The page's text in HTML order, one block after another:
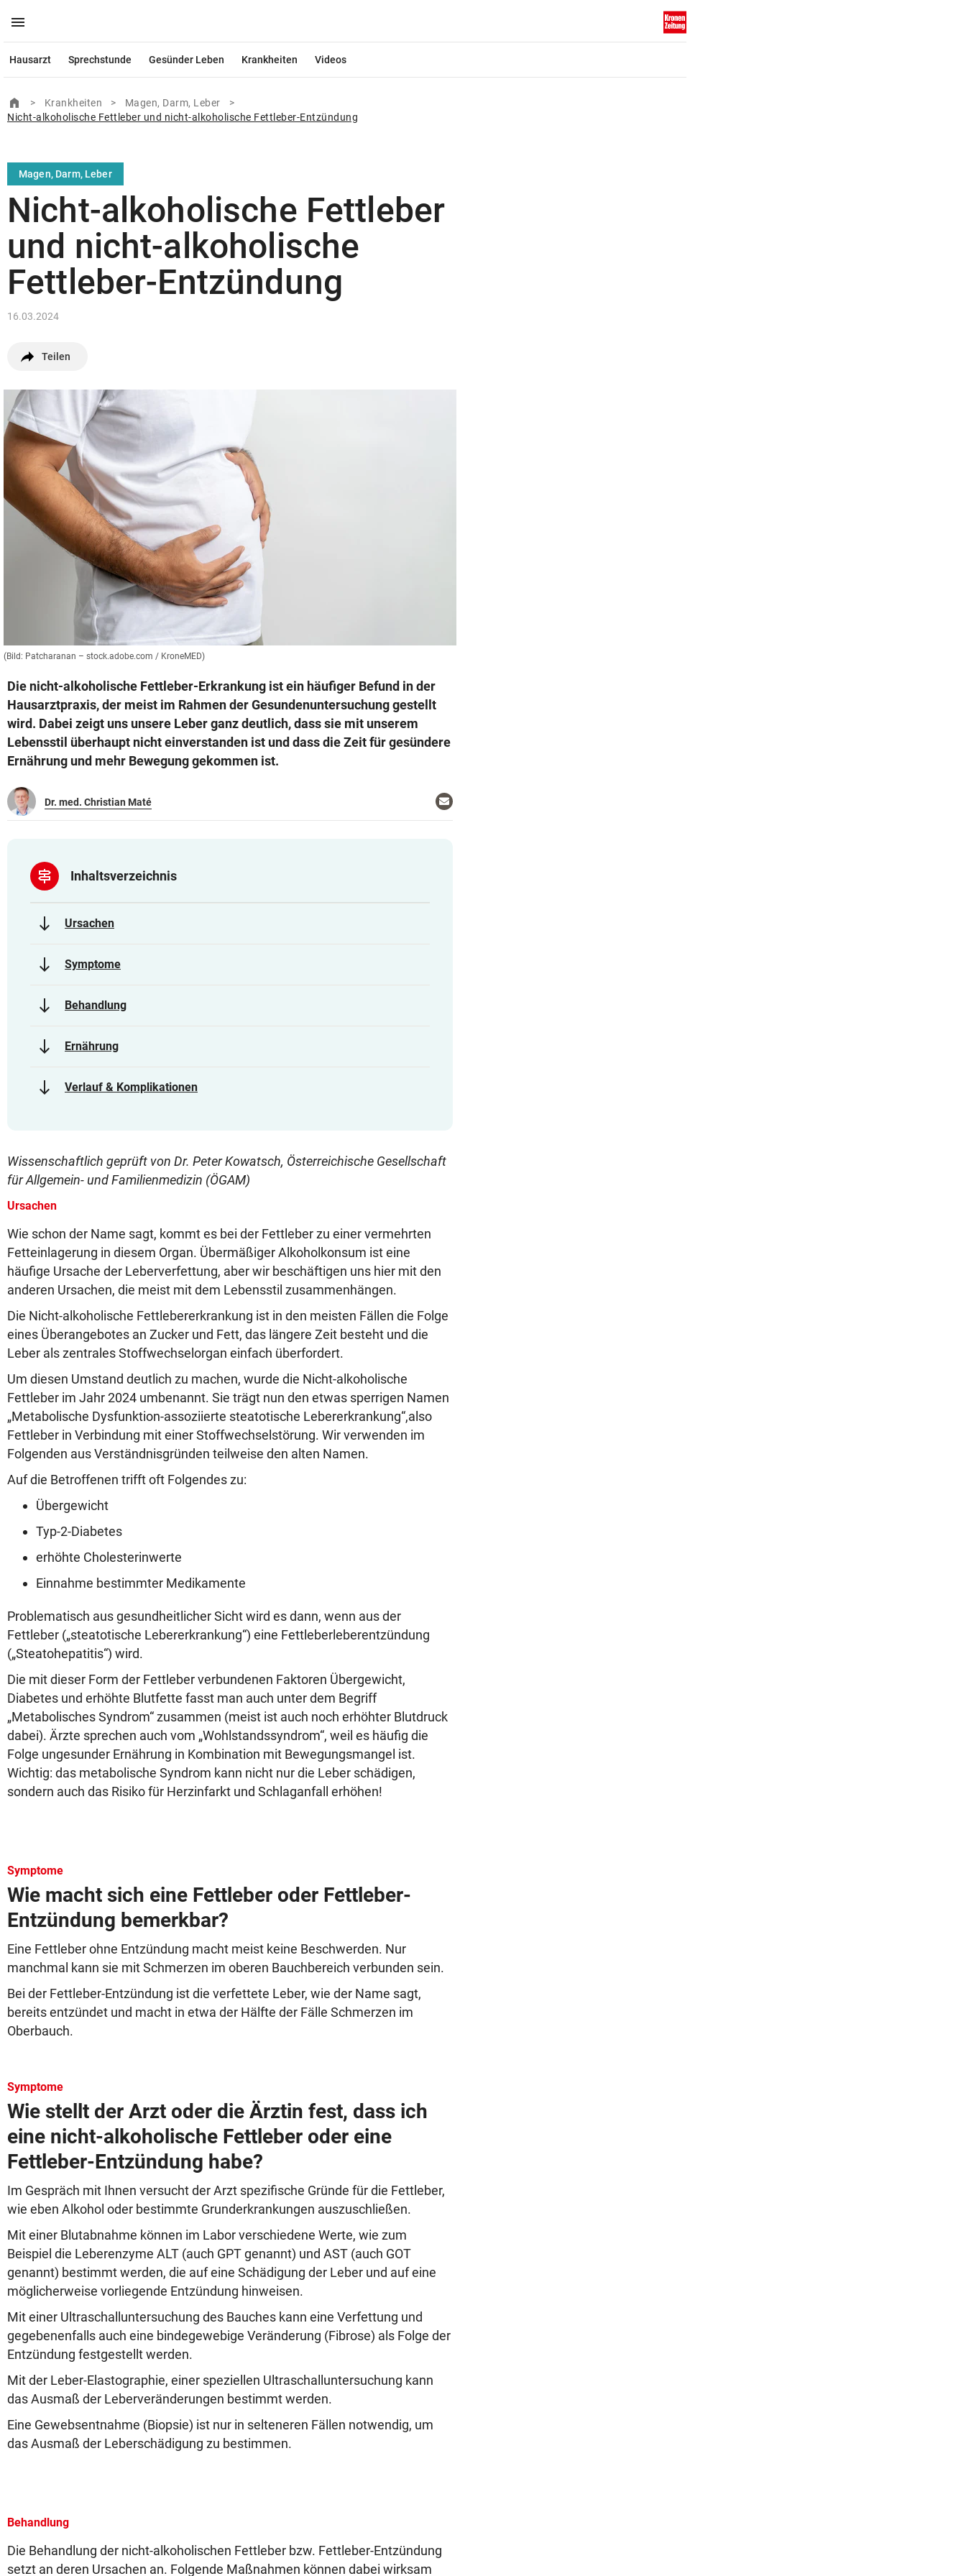
Muthgasse 2, 1190 Wien
menu
Hausarzt Sprechstunde Gesünder Leben Krankheiten Videos
home Zur Startseite
> Krankheiten > Magen, Darm, Leber
>
Nicht-alkoholische Fettleber und nicht-alkoholische Fettleber-Entzündung
Magen, Darm, Leber
Nicht-alkoholische Fettleber
und nicht-alkoholische
Fettleber-Entzündung
16.03.2024
Teilen
(Bild: Patcharanan – stock.adobe.com / KroneMED)
Die nicht-alkoholische Fettleber-Erkrankung ist ein häufiger Befund in der
Hausarztpraxis, der meist im Rahmen der Gesundenuntersuchung gestellt
wird. Dabei zeigt uns unsere Leber ganz deutlich, dass sie mit unserem
Lebensstil überhaupt nicht einverstanden ist und dass die Zeit für gesündere
Ernährung und mehr Bewegung gekommen ist.
Dr. med. Christian Maté
Email
schreiben
signpost Inhaltsverzeichnis
south Ursachen
south Symptome
south Behandlung
south Ernährung
south Verlauf & Komplikationen
Wissenschaftlich geprüft von Dr. Peter Kowatsch, Österreichische Gesellschaft
für Allgemein- und Familienmedizin (ÖGAM)
Ursachen
Wie schon der Name sagt, kommt es bei der Fettleber zu einer vermehrten
Fetteinlagerung in diesem Organ. Übermäßiger Alkoholkonsum ist eine
häufige Ursache der Leberverfettung, aber wir beschäftigen uns hier mit den
anderen Ursachen, die meist mit dem Lebensstil zusammenhängen.
Die Nicht-alkoholische Fettlebererkrankung ist in den meisten Fällen die Folge
eines Überangebotes an Zucker und Fett, das längere Zeit besteht und die
Leber als zentrales Stoffwechselorgan einfach überfordert.
Um diesen Umstand deutlich zu machen, wurde die Nicht-alkoholische
Fettleber im Jahr 2024 umbenannt. Sie trägt nun den etwas sperrigen Namen
„Metabolische Dysfunktion-assoziierte steatotische Lebererkrankung“,also
Fettleber in Verbindung mit einer Stoffwechselstörung. Wir verwenden im
Folgenden aus Verständnisgründen teilweise den alten Namen.
Auf die Betroffenen trifft oft Folgendes zu:
Übergewicht
Typ-2-Diabetes
erhöhte Cholesterinwerte
Einnahme bestimmter Medikamente
Problematisch aus gesundheitlicher Sicht wird es dann, wenn aus der
Fettleber („steatotische Lebererkrankung“) eine Fettleberleberentzündung
(„Steatohepatitis“) wird.
Die mit dieser Form der Fettleber verbundenen Faktoren Übergewicht,
Diabetes und erhöhte Blutfette fasst man auch unter dem Begriff
„Metabolisches Syndrom“ zusammen (meist ist auch noch erhöhter Blutdruck
dabei). Ärzte sprechen auch vom „Wohlstandssyndrom“, weil es häufig die
Folge ungesunder Ernährung in Kombination mit Bewegungsmangel ist.
Wichtig: das metabolische Syndrom kann nicht nur die Leber schädigen,
sondern auch das Risiko für Herzinfarkt und Schlaganfall erhöhen!
Symptome
Wie macht sich eine Fettleber oder Fettleber-
Entzündung bemerkbar?
Eine Fettleber ohne Entzündung macht meist keine Beschwerden. Nur
manchmal kann sie mit Schmerzen im oberen Bauchbereich verbunden sein.
Bei der Fettleber-Entzündung ist die verfettete Leber, wie der Name sagt,
bereits entzündet und macht in etwa der Hälfte der Fälle Schmerzen im
Oberbauch.
Symptome
Wie stellt der Arzt oder die Ärztin fest, dass ich
eine nicht-alkoholische Fettleber oder eine
Fettleber-Entzündung habe?
Im Gespräch mit Ihnen versucht der Arzt spezifische Gründe für die Fettleber,
wie eben Alkohol oder bestimmte Grunderkrankungen auszuschließen.
Mit einer Blutabnahme können im Labor verschiedene Werte, wie zum
Beispiel die Leberenzyme ALT (auch GPT genannt) und AST (auch GOT
genannt) bestimmt werden, die auf eine Schädigung der Leber und auf eine
möglicherweise vorliegende Entzündung hinweisen.
Mit einer Ultraschalluntersuchung des Bauches kann eine Verfettung und
gegebenenfalls auch eine bindegewebige Veränderung (Fibrose) als Folge der
Entzündung festgestellt werden.
Mit der Leber-Elastographie, einer speziellen Ultraschalluntersuchung kann
das Ausmaß der Leberveränderungen bestimmt werden.
Eine Gewebsentnahme (Biopsie) ist nur in selteneren Fällen notwendig, um
das Ausmaß der Leberschädigung zu bestimmen.
Behandlung
Die Behandlung der nicht-alkoholischen Fettleber bzw. Fettleber-Entzündung
setzt an deren Ursachen an. Folgende Maßnahmen können dabei wirksam